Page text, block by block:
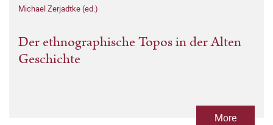
Michael Zerjadtke (ed.)
Der ethnographische Topos in der Alten
Geschichte
More